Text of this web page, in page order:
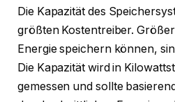
Die Kapazität des
größten Kostentreiber.
Energie speichern können,
Die Kapazität wird in
gemessen und sollte